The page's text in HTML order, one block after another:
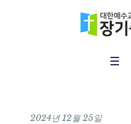
2024년 12월 25일